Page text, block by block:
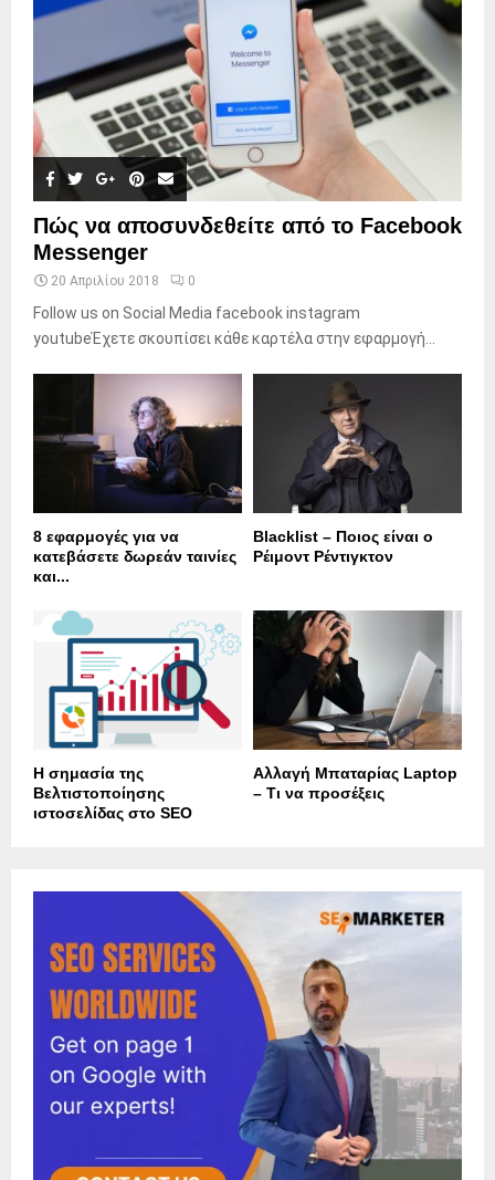
Πώς να αποσυνδεθείτε από το Facebook
Messenger
20 Απριλίου 2018 0
Follow us on Social Media facebook instagram
youtubeΈχετε σκουπίσει κάθε καρτέλα στην εφαρμογή...
8 εφαρμογές για να
κατεβάσετε δωρεάν ταινίες
και...
Blacklist – Ποιος είναι ο
Ρέιμοντ Ρέντιγκτον
Η σημασία της
Βελτιστοποίησης
ιστοσελίδας στο SEO
Αλλαγή Μπαταρίας Laptop
– Τι να προσέξεις